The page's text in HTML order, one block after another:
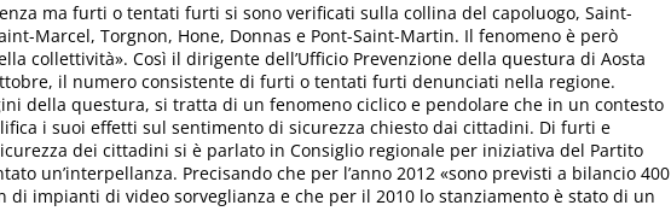
ma furti o tentati furti si sono verificati sulla collina del capoluogo, Saint-
Marcel, Torgnon, Hone, Donnas e Pont-Saint-Martin. Il fenomeno è però
collettività». Così il dirigente dell’Ufficio Prevenzione della questura di Aosta
il numero consistente di furti o tentati furti denunciati nella regione.
della questura, si tratta di un fenomeno ciclico e pendolare che in un contesto
i suoi effetti sul sentimento di sicurezza chiesto dai cittadini. Di furti e
dei cittadini si è parlato in Consiglio regionale per iniziativa del Partito
un’interpellanza. Precisando che per l’anno 2012 «sono previsti a bilancio 400
di impianti di video sorveglianza e che per il 2010 lo stanziamento è stato di un